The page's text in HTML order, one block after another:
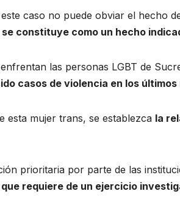
caso no puede obviar el hecho
se constituye como un hecho
las personas LGBT de
casos de violencia en los últimos
esta mujer trans, se establezca la
prioritaria por parte de las
que requiere de un ejercicio